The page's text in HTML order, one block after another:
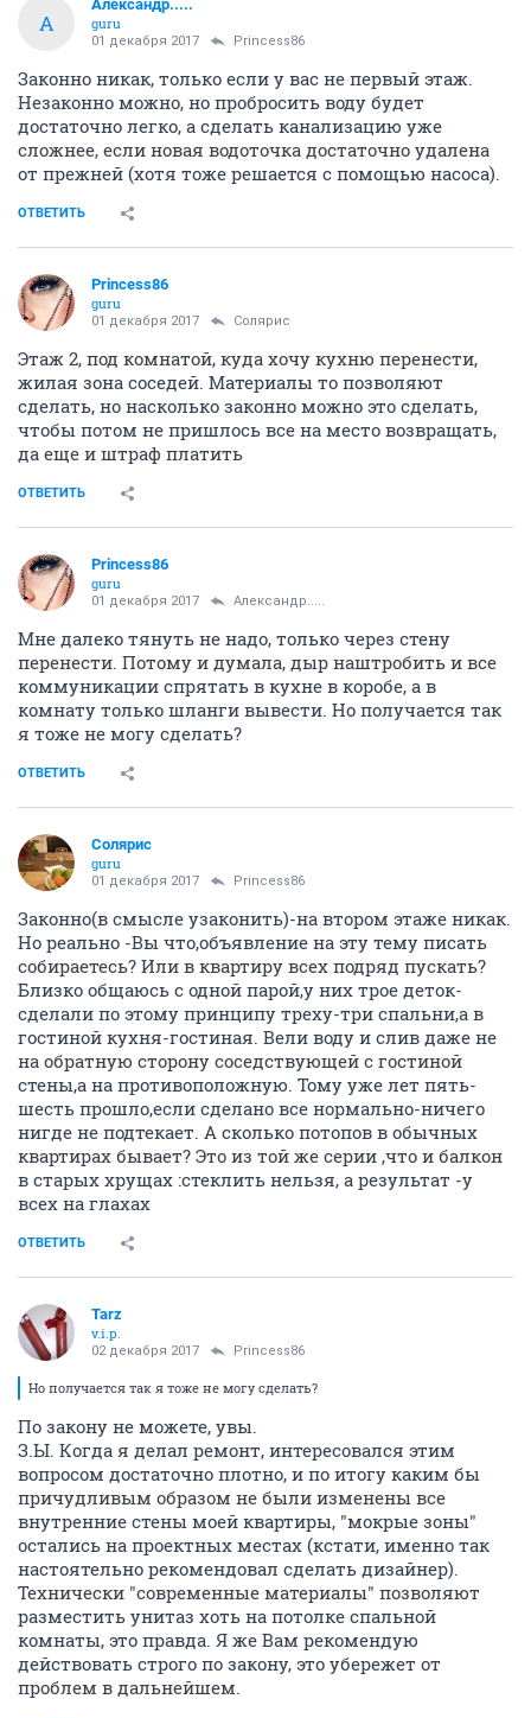
А
Александр.....
guru
01 декабря 2017 Princess86
Законно никак, только если у вас не первый этаж.
Незаконно можно, но пробросить воду будет
достаточно легко, а сделать канализацию уже
сложнее, если новая водоточка достаточно удалена
от прежней (хотя тоже решается с помощью насоса).
ОТВЕТИТЬ
Princess86
guru
01 декабря 2017 Солярис
Этаж 2, под комнатой, куда хочу кухню перенести,
жилая зона соседей. Материалы то позволяют
сделать, но насколько законно можно это сделать,
чтобы потом не пришлось все на место возвращать,
да еще и штраф платить
ОТВЕТИТЬ
Princess86
guru
01 декабря 2017 Александр.....
Мне далеко тянуть не надо, только через стену
перенести. Потому и думала, дыр наштробить и все
коммуникации спрятать в кухне в коробе, а в
комнату только шланги вывести. Но получается так
я тоже не могу сделать?
ОТВЕТИТЬ
Солярис
guru
01 декабря 2017 Princess86
Законно(в смысле узаконить)-на втором этаже никак.
Но реально -Вы что,объявление на эту тему писать
собираетесь? Или в квартиру всех подряд пускать?
Близко общаюсь с одной парой,у них трое деток-
сделали по этому принципу треху-три спальни,а в
гостиной кухня-гостиная. Вели воду и слив даже не
на обратную сторону соседствующей с гостиной
стены,а на противоположную. Тому уже лет пять-
шесть прошло,если сделано все нормально-ничего
нигде не подтекает. А сколько потопов в обычных
квартирах бывает? Это из той же серии ,что и балкон
в старых хрущах :стеклить нельзя, а результат -у
всех на глахах
ОТВЕТИТЬ
Tarz
v.i.p.
02 декабря 2017 Princess86
Но получается так я тоже не могу сделать?
По закону не можете, увы.
З.Ы. Когда я делал ремонт, интересовался этим
вопросом достаточно плотно, и по итогу каким бы
причудливым образом не были изменены все
внутренние стены моей квартиры, "мокрые зоны"
остались на проектных местах (кстати, именно так
настоятельно рекомендовал сделать дизайнер).
Технически "современные материалы" позволяют
разместить унитаз хоть на потолке спальной
комнаты, это правда. Я же Вам рекомендую
действовать строго по закону, это убережет от
проблем в дальнейшем.